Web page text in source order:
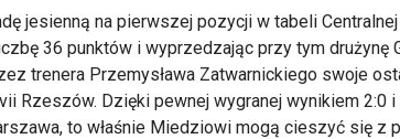
jesienną na pierwszej pozycji w tabeli
36 punktów i wyprzedzając przy tym drużynę
trenera Przemysława Zatwarnickiego swoje
Rzeszów. Dzięki pewnej wygranej wynikiem 2:0
to właśnie Miedziowi mogą cieszyć się z